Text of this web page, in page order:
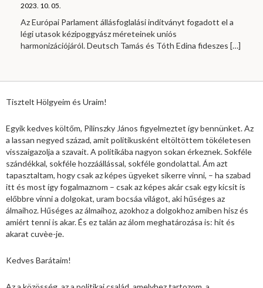
2023. 10. 05.
Az Európai Parlament állásfoglalási indítványt fogadott el a
légi utasok kézipoggyász méreteinek uniós
harmonizációjáról. Deutsch Tamás és Tóth Edina fideszes […]
Tisztelt Hölgyeim és Uraim!
Egyik kedves költőm, Pilinszky János figyelmeztet így bennünket. Az
a lassan negyed század, amit politikusként eltöltöttem tökéletesen
visszaigazolja a szavait. A politikába nagyon sokan érkeznek. Sokféle
szándékkal, sokféle hozzáállással, sokféle gondolattal. Ám azt
tapasztaltam, hogy csak az képes ügyeket sikerre vinni, – ha szabad
itt és most így fogalmaznom – csak az képes akár csak egy kicsit is
előbbre vinni a dolgokat, uram bocsáa világot, aki hűséges az
álmaihoz. Hűséges az álmaihoz, azokhoz a dolgokhoz amiben hisz és
amiért tenni is akar. És ez talán az álom meghatározása is: hit és
akarat cuvèe-je.
Kedves Barátaim!